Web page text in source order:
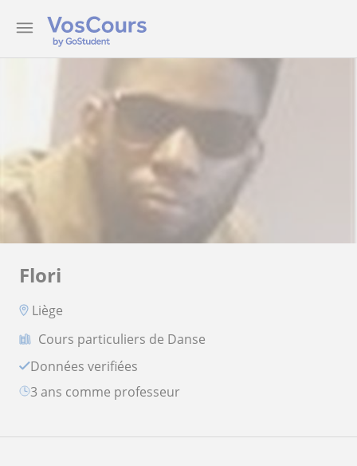
Flori
Liège
Cours particuliers de Danse
Données verifiées
3 ans comme professeur